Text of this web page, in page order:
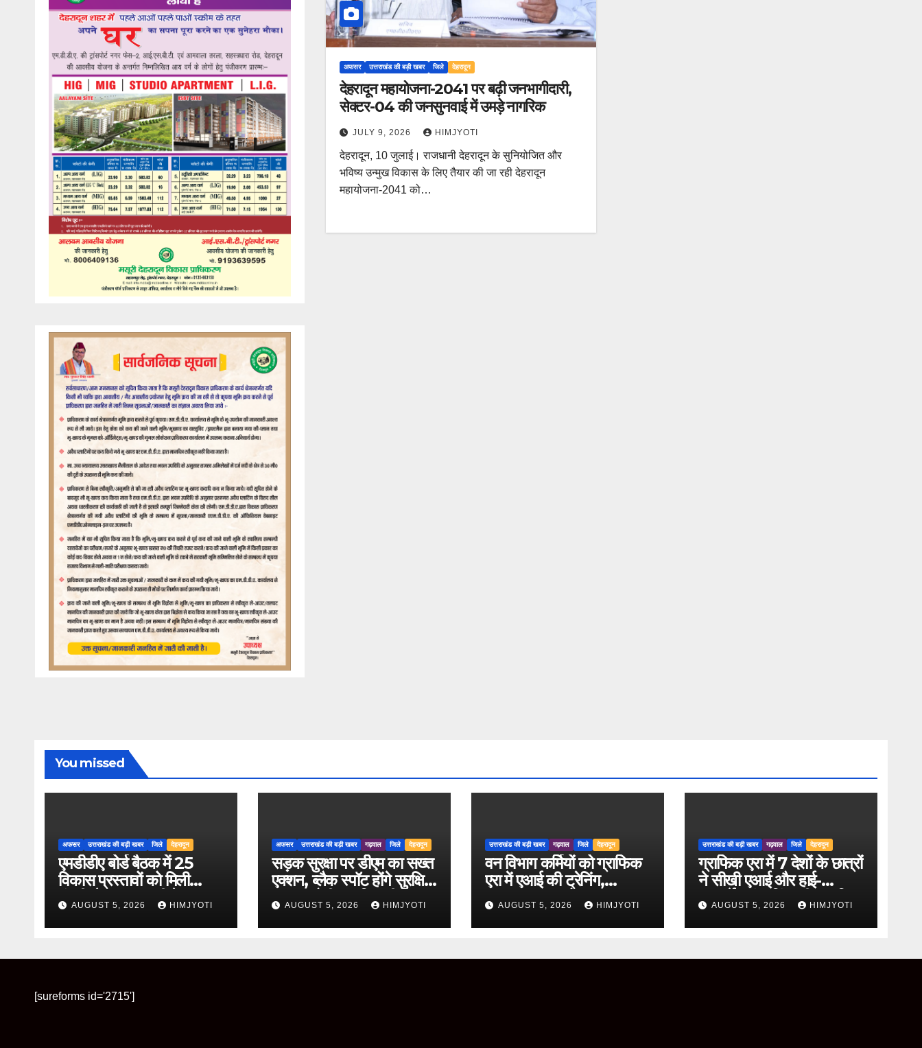
अफसर उत्तराखंड की बड़ी खबर जिले देहरादून
देहरादून महायोजना-2041 पर बढ़ी जनभागीदारी,
सेक्टर-04 की जनसुनवाई में उमड़े नागरिक
JULY 9, 2026 HIMJYOTI
देहरादून, 10 जुलाई। राजधानी देहरादून के सुनियोजित और
भविष्य उन्मुख विकास के लिए तैयार की जा रही देहरादून
महायोजना-2041 को…
You missed
अफसर उत्तराखंड की बड़ी खबर जिले देहरादून
एमडीडीए बोर्ड बैठक में 25
विकास प्रस्तावों को मिली
मंजूरी, देहरादून-मसूरी के
नियोजित विकास को मिलेगी
रफ्तार
AUGUST 5, 2026 HIMJYOTI
अफसर उत्तराखंड की बड़ी खबर गढ़वाल जिले देहरादून
सड़क सुरक्षा पर डीएम का सख्त
एक्शन, ब्लैक स्पॉट होंगे सुरक्षित,
हर माह होगी प्रगति समीक्षा
AUGUST 5, 2026 HIMJYOTI
उत्तराखंड की बड़ी खबर गढ़वाल जिले देहरादून
वन विभाग कर्मियों को ग्राफिक
एरा में एआई की ट्रेनिंग,
ChatGPT और Gemini
के व्यावहारिक उपयोग पर
फोकस
AUGUST 5, 2026 HIMJYOTI
उत्तराखंड की बड़ी खबर गढ़वाल जिले देहरादून
ग्राफिक एरा में 7 देशों के छात्रों
ने सीखी एआई और हाई-
परफॉर्मेंस कंप्यूटिंग की आधुनिक
तकनीकें
AUGUST 5, 2026 HIMJYOTI
[sureforms id='2715']